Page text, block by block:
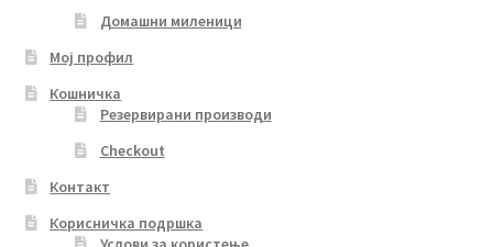
Домашни миленици
Мој профил
Кошничка
Резервирани производи
Checkout
Контакт
Корисничка подршка